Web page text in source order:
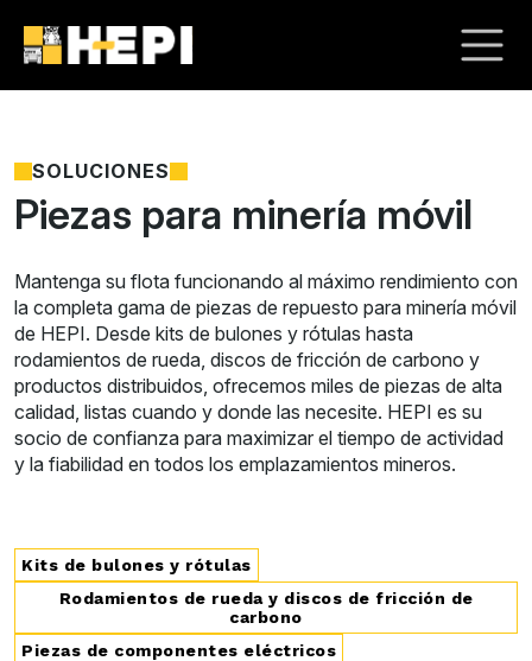
Piezas para minería móvil
SOLUCIONES
Mantenga su flota funcionando al máximo rendimiento con
la completa gama de piezas de repuesto para minería móvil
de HEPI. Desde kits de bulones y rótulas hasta
rodamientos de rueda, discos de fricción de carbono y
productos distribuidos, ofrecemos miles de piezas de alta
calidad, listas cuando y donde las necesite. HEPI es su
socio de confianza para maximizar el tiempo de actividad
y la fiabilidad en todos los emplazamientos mineros.
Kits de bulones y rótulas
Rodamientos de rueda y discos de fricción de
carbono
Piezas de componentes eléctricos